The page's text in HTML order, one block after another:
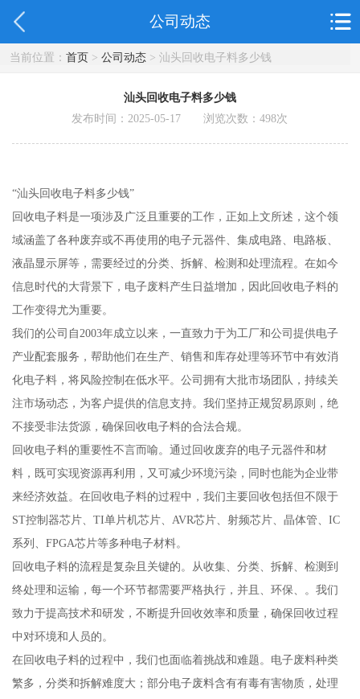
公司动态
当前位置： 首页> 公司动态> 汕头回收电子料多少钱
汕头回收电子料多少钱
发布时间：2025-05-17 浏览次数：498次
“汕头回收电子料多少钱”
回收电子料是一项涉及广泛且重要的工作，正如上文所述，这个领
域涵盖了各种废弃或不再使用的电子元器件、集成电路、电路板、
液晶显示屏等，需要经过的分类、拆解、检测和处理流程。在如今
信息时代的大背景下，电子废料产生日益增加，因此回收电子料的
工作变得尤为重要。
我们的公司自2003年成立以来，一直致力于为工厂和公司提供电子
产业配套服务，帮助他们在生产、销售和库存处理等环节中有效消
化电子料，将风险控制在低水平。公司拥有大批市场团队，持续关
注市场动态，为客户提供的信息支持。我们坚持正规贸易原则，绝
不接受非法货源，确保回收电子料的合法合规。
回收电子料的重要性不言而喻。通过回收废弃的电子元器件和材
料，既可实现资源再利用，又可减少环境污染，同时也能为企业带
来经济效益。在回收电子料的过程中，我们主要回收包括但不限于
ST控制器芯片、TI单片机芯片、AVR芯片、射频芯片、晶体管、IC
系列、FPGA芯片等多种电子材料。
回收电子料的流程是复杂且关键的。从收集、分类、拆解、检测到
终处理和运输，每一个环节都需要严格执行，并且、环保、。我们
致力于提高技术和研发，不断提升回收效率和质量，确保回收过程
中对环境和人员的。
在回收电子料的过程中，我们也面临着挑战和难题。电子废料种类
繁多，分类和拆解难度大；部分电子废料含有有毒有害物质，处理